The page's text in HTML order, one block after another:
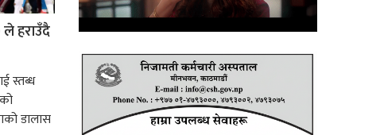
हराउँदै
स्तब्ध
डालास